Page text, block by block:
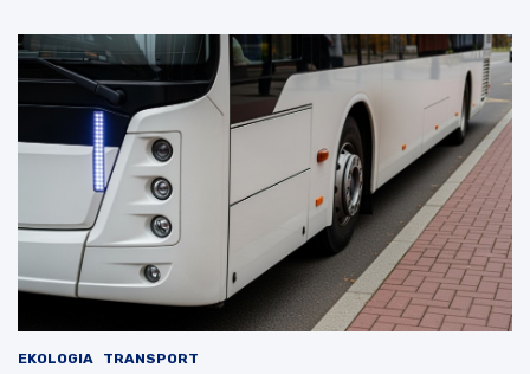
EKOLOGIA TRANSPORT